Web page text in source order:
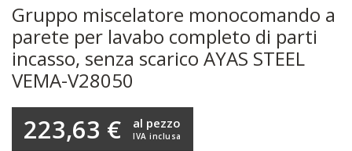
Gruppo miscelatore monocomando a
parete per lavabo completo di parti
incasso, senza scarico AYAS STEEL
VEMA-V28050
223,63 € IVA inclusa
al pezzo